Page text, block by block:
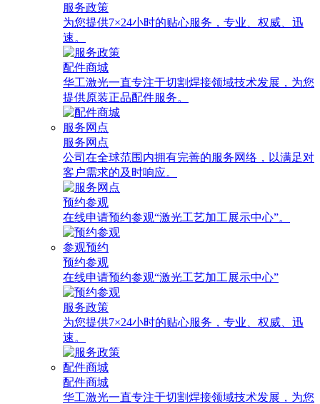
服务政策
为您提供7×24小时的贴心服务，专业、权威、迅
速。
配件商城
华工激光一直专注于切割焊接领域技术发展，为您
提供原装正品配件服务。
服务网点
服务网点
公司在全球范围内拥有完善的服务网络，以满足对
客户需求的及时响应。
预约参观
在线申请预约参观“激光工艺加工展示中心”。
参观预约
预约参观
在线申请预约参观“激光工艺加工展示中心”
服务政策
为您提供7×24小时的贴心服务，专业、权威、迅
速。
配件商城
配件商城
华工激光一直专注于切割焊接领域技术发展，为您